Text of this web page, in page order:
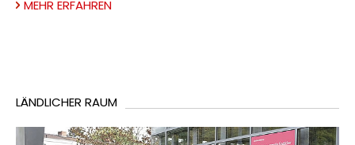
MEHR ERFAHREN
LÄNDLICHER RAUM